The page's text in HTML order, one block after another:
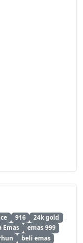
916
24k gold
Emas
emas 999
beli emas